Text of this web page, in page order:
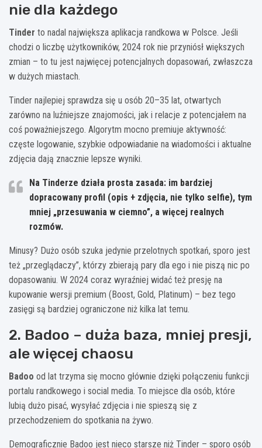
nie dla każdego
Tinder to nadal największa aplikacja randkowa w Polsce. Jeśli
chodzi o liczbę użytkowników, 2024 rok nie przyniósł większych
zmian – to tu jest najwięcej potencjalnych dopasowań, zwłaszcza
w dużych miastach.
Tinder najlepiej sprawdza się u osób 20–35 lat, otwartych
zarówno na luźniejsze znajomości, jak i relacje z potencjałem na
coś poważniejszego. Algorytm mocno premiuje aktywność:
częste logowanie, szybkie odpowiadanie na wiadomości i aktualne
zdjęcia dają znacznie lepsze wyniki.
Na Tinderze działa prosta zasada: im bardziej
dopracowany profil (opis + zdjęcia, nie tylko selfie), tym
mniej „przesuwania w ciemno”, a więcej realnych
rozmów.
Minusy? Dużo osób szuka jedynie przelotnych spotkań, sporo jest
też „przeglądaczy”, którzy zbierają pary dla ego i nie piszą nic po
dopasowaniu. W 2024 coraz wyraźniej widać też presję na
kupowanie wersji premium (Boost, Gold, Platinum) – bez tego
zasięgi są bardziej ograniczone niż kilka lat temu.
2. Badoo – duża baza, mniej presji,
ale więcej chaosu
Badoo od lat trzyma się mocno głównie dzięki połączeniu funkcji
portalu randkowego i social media. To miejsce dla osób, które
lubią dużo pisać, wysyłać zdjęcia i nie spieszą się z
przechodzeniem do spotkania na żywo.
Demograficznie Badoo jest nieco starsze niż Tinder – sporo osób